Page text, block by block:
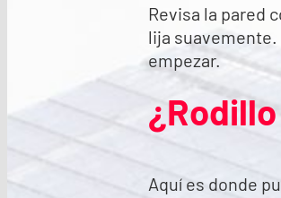
Revisa la pared
lija
empezar.
Aquí es donde